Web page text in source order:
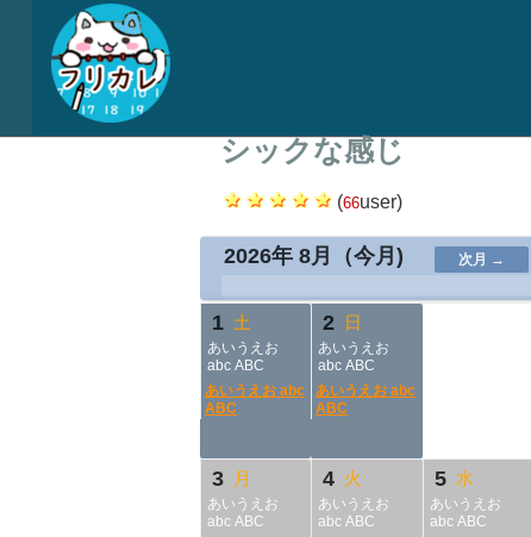
シックな感じ
(66user)
2026年 8月 （今月)
次月 →
1 土
あいうえお
abc ABC
あいうえお abc
ABC
2 日
あいうえお
abc ABC
あいうえお abc
ABC
3 月
あいうえお
abc ABC
4 火
あいうえお
abc ABC
5 水
あいうえお
abc ABC